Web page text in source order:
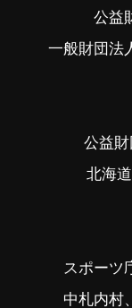
公益
一般財団法
公益
北海
スポーツ
中札内村